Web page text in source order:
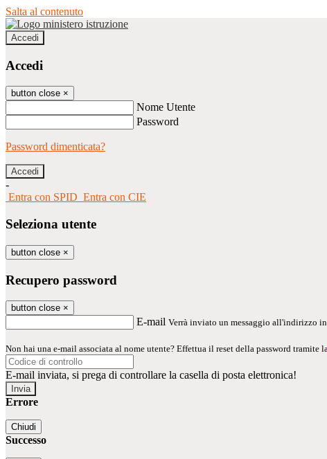
Salta al contenuto
Accedi
Accedi
button close ×
Nome Utente
Password
Password dimenticata?
-
Entra con SPID Entra con CIE
Seleziona utente
button close ×
Recupero password
button close ×
E-mail Verrà inviato un messaggio all'indirizzo
Non hai una e-mail associata al nome utente? Effettua il reset della password tramite
E-mail inviata, si prega di controllare la casella di posta elettronica!
Errore
Chiudi
Successo